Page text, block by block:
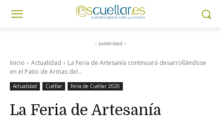
- publicidad -
Inicio Actualidad
La Feria de Artesanía continuará desarrollándose
en el Patio de Armas del...
Actualidad Cuéllar Feria de Cuéllar 2020
La Feria de Artesanía